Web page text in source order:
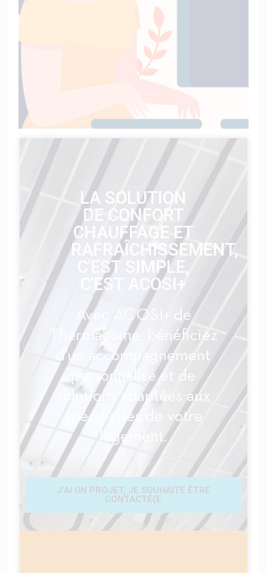
LA SOLUTION
DE CONFORT
CHAUFFAGE ET
RAFRAÎCHISSEMENT,
C'EST SIMPLE,
C'EST ACOSI+
Avec ACOSI+ de
Thermacome, bénéficiez
d’un accompagnement
personnalisé et de
solutions adaptées aux
spécificités de votre
logement.
J’AI UN PROJET, JE SOUHAITE ÊTRE
CONTACTÉ(E